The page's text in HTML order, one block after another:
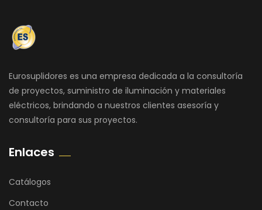
Eurosuplidores es una empresa dedicada a la consultoría
de proyectos, suministro de iluminación y materiales
eléctricos, brindando a nuestros clientes asesoría y
consultoría para sus proyectos.
Enlaces
Catálogos
Contacto